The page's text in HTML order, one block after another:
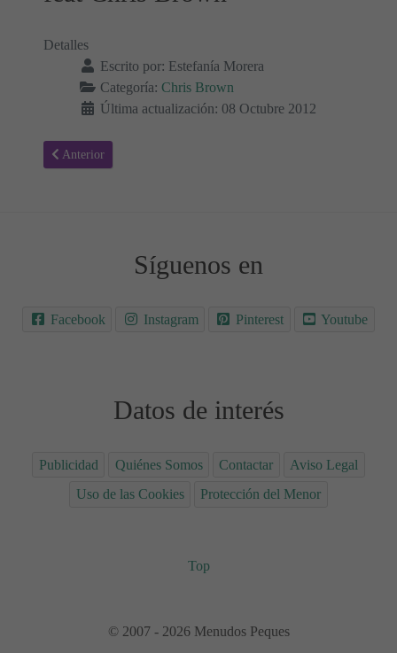
Detalles
Escrito por: Estefanía Morera
Categoría: Chris Brown
Última actualización: 08 Octubre 2012
Artículo anterior: Don't judge me - Chris Brown, Letra y Vídeo de
Anterior
Síguenos en
Facebook Instagram Pinterest Youtube
Datos de interés
Publicidad Quiénes Somos Contactar
Aviso Legal
Uso de las Cookies
Protección del Menor
Top
© 2007 - 2026 Menudos Peques